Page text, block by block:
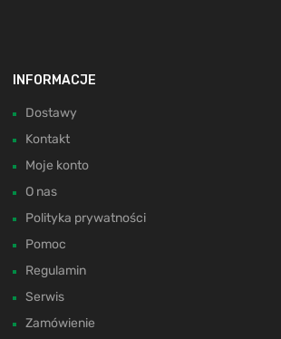
INFORMACJE
Dostawy
Kontakt
Moje konto
O nas
Polityka prywatności
Pomoc
Regulamin
Serwis
Zamówienie